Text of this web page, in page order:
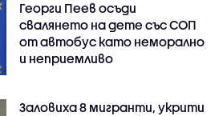
Георги Пеев осъди
свалянето на дете със СОП
от автобус като неморално
и неприемливо
Заловиха 8 мигранти, укрити